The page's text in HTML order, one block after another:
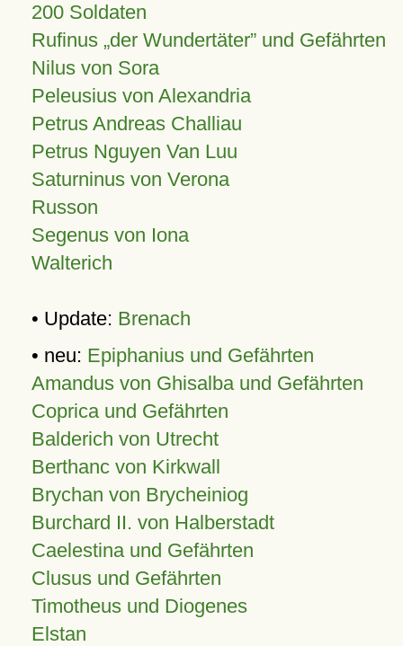
200 Soldaten
Rufinus „der Wundertäter” und Gefährten
Nilus von Sora
Peleusius von Alexandria
Petrus Andreas Challiau
Petrus Nguyen Van Luu
Saturninus von Verona
Russon
Segenus von Iona
Walterich
• Update: Brenach
• neu: Epiphanius und Gefährten
Amandus von Ghisalba und Gefährten
Coprica und Gefährten
Balderich von Utrecht
Berthanc von Kirkwall
Brychan von Brycheiniog
Burchard II. von Halberstadt
Caelestina und Gefährten
Clusus und Gefährten
Timotheus und Diogenes
Elstan